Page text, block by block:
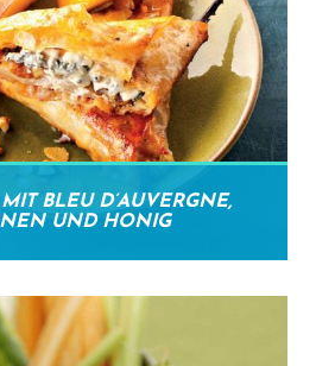
BLEU D’AUVERGNE,
UND HONIG